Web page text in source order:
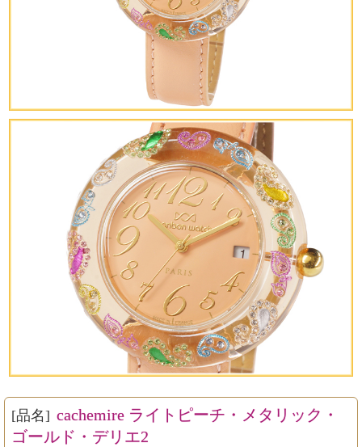
[品名] cachemire ライトピーチ・メタリック・
ゴールド・デリエ2